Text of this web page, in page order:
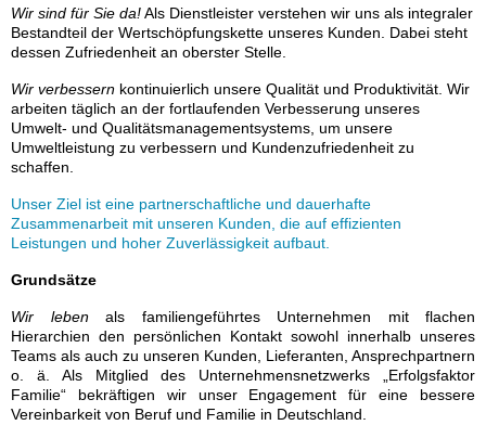
Wir sind für Sie da!Als Dienstleister verstehen wir uns als integraler
Bestandteil der Wertschöpfungskette unseres Kunden. Dabei steht
dessen Zufriedenheit an oberster Stelle.
Wir verbessern kontinuierlich unsere Qualität und Produktivität. Wir
arbeiten täglich an der fortlaufenden Verbesserung unseres
Umwelt- und Qualitätsmanagementsystems, um unsere
Umweltleistung zu verbessern und Kundenzufriedenheit zu
schaffen.
Unser Ziel ist eine partnerschaftliche und dauerhafte
Zusammenarbeit mit unseren Kunden, die auf effizienten
Leistungen und hoher Zuverlässigkeit aufbaut.
Grundsätze
Wir leben
als familiengeführtes Unternehmen mit flachen
Hierarchien den persönlichen Kontakt sowohl innerhalb unseres
Teams als auch zu unseren Kunden, Lieferanten, Ansprechpartnern
o. ä.
Als Mitglied des Unternehmensnetzwerks „Erfolgsfaktor
Familie“ bekräftigen wir unser Engagement für eine bessere
Vereinbarkeit von Beruf und Familie in Deutschland.